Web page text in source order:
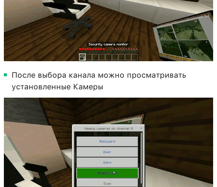
После выбора канала можно просматривать
установленные Камеры